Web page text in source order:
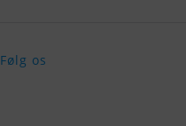
Følg os